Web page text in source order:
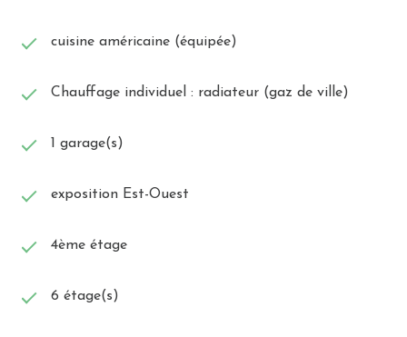
cuisine américaine (équipée)
Chauffage individuel : radiateur (gaz de ville)
1 garage(s)
exposition Est-Ouest
4ème étage
6 étage(s)